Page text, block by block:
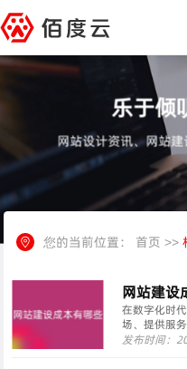
乐于倾
网站设计资讯、网站
您的当前位置： 首页 >>
网站建设
用如何计
在数字化时
场、提供服
设时，会面
发布时间：